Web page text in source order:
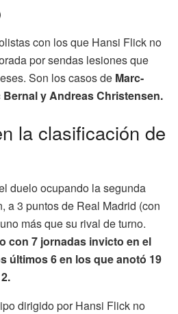
con los que Hansi Flick no
por sendas lesiones que
Son los casos de Marc-
y Andreas Christensen.
la clasificación de
duelo ocupando la segunda
a 3 puntos de Real Madrid (con
más que su rival de turno.
con 7 jornadas invicto en el
últimos 6 en los que anotó 19
dirigido por Hansi Flick no